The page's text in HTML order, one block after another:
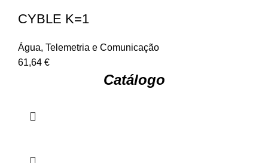
CYBLE K=1
Água, Telemetria e Comunicação
61,64 €
Catálogo